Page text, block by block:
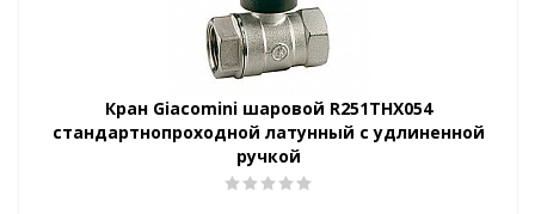
Кран Giacomini шаровой R251THX054
стандартнопроходной латунный с удлиненной
ручкой